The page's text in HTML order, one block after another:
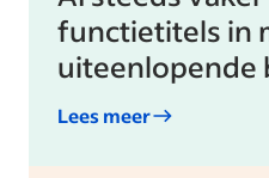
functietitels in
uiteenlopende
Lees meer